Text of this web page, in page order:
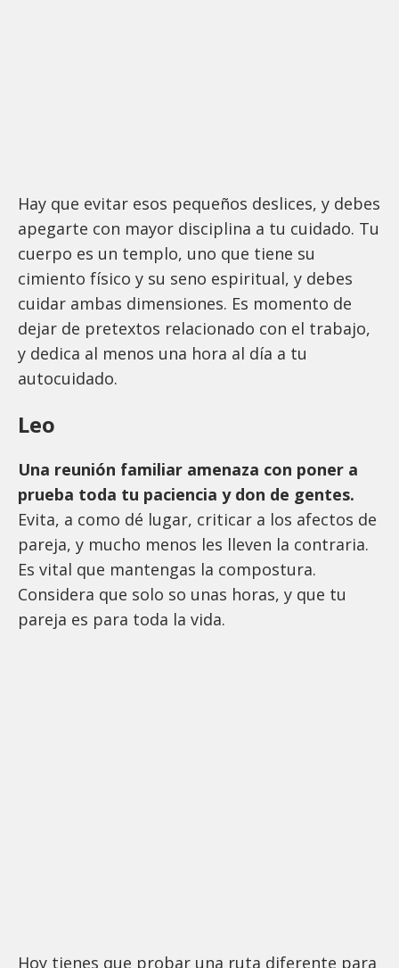
Hay que evitar esos pequeños deslices, y debes
apegarte con mayor disciplina a tu cuidado. Tu
cuerpo es un templo, uno que tiene su
cimiento físico y su seno espiritual, y debes
cuidar ambas dimensiones. Es momento de
dejar de pretextos relacionado con el trabajo,
y dedica al menos una hora al día a tu
autocuidado.
Leo
Una reunión familiar amenaza con poner a
prueba toda tu paciencia y don de gentes.
Evita, a como dé lugar, criticar a los afectos de
pareja, y mucho menos les lleven la contraria.
Es vital que mantengas la compostura.
Considera que solo so unas horas, y que tu
pareja es para toda la vida.
Hoy tienes que probar una ruta diferente para